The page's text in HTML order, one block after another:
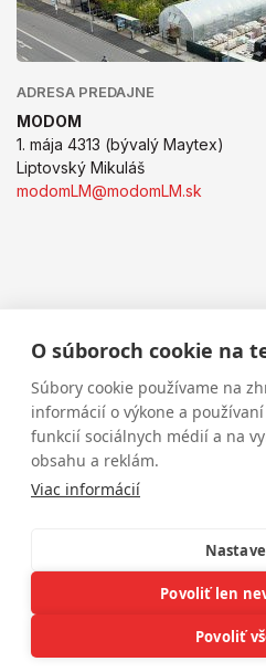
O súboroch cookie na
Súbory cookie používame na
informácií o výkone a
funkcií sociálnych médií a na
obsahu a reklám.
Viac informácií
Povoliť len
Povoliť
ADRESA PREDAJNE
MODOM
1. mája 4313 (bývalý Maytex)
Liptovský Mikuláš
modomLM@modomLM.sk
Copyright © 2026